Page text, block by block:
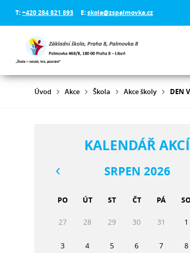
T:+420 284 821 893 E:skola@zspalmovka.cz
Úvod Akce Škola Akce školy DEN
KALENDÁŘ AKCÍ
SRPEN 2026
PO ÚT ST ČT PÁ
27 28 29 30 31 1
3 4 5 6 7 8